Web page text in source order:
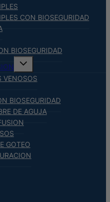
CON BIOSEGURIDAD
BIOSEGURIDAD
Alternar
menú
hijo
VENOSOS
BIOSEGURIDAD
DE AGUJA
GOTEO